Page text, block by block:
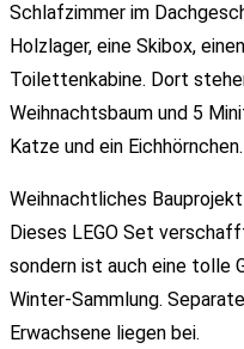
Schlafzimmer im
Holzlager, eine Skibox,
Toilettenkabine. Dort
Weihnachtsbaum und 5
Katze und ein Eichhörnchen.
Weihnachtliches
Dieses LEGO Set
sondern ist auch eine tolle
Winter-Sammlung.
Erwachsene liegen bei.